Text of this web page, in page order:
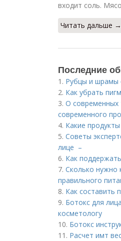
входит соль.
Читать дальше →
Последние
1. Рубцы и шрамы
2. Как убрать
3. О современных
современного
4. Какие
5. Советы
лице –
6. Как
7. Сколько нужно
правильного
8. Как составить
9. Ботокс для
косметологу
10. Ботокс
11. Расчет имт